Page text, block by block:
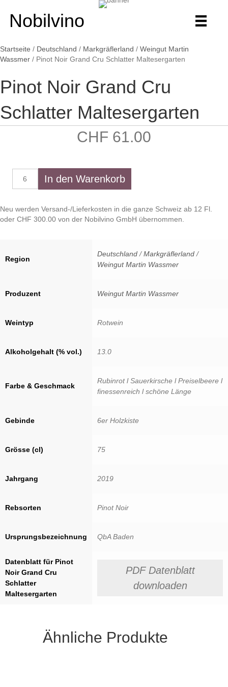
Nobilvino
Startseite / Deutschland / Markgräflerland / Weingut Martin
Wassmer / Pinot Noir Grand Cru Schlatter Maltesergarten
Pinot Noir Grand Cru
Schlatter Maltesergarten
Region
Deutschland/Markgräflerland/
Weingut Martin Wassmer
Produzent Weingut Martin Wassmer
Weintyp Rotwein
Alkoholgehalt (% vol.) 13.0
Farbe & Geschmack
Rubinrot l Sauerkirsche l Preiselbeere l
finessenreich l schöne Länge
Gebinde 6er Holzkiste
Grösse (cl) 75
Jahrgang 2019
Rebsorten Pinot Noir
Ursprungsbezeichnung QbA Baden
Datenblatt für Pinot
Noir Grand Cru
Schlatter
Maltesergarten
PDF Datenblatt
downloaden
Noir
Schlatter
Maltesergarten
In den Warenkorb
CHF 61.00
Neu werden Versand-/Lieferkosten in die ganze Schweiz ab 12 Fl.
oder CHF 300.00 von der Nobilvino GmbH übernommen.
Ähnliche Produkte